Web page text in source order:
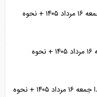
جدول قطعی برق استان گیلان فردا جمعه ۱۶ مرداد ۱۴۰۵ + نحوه
جدول قطعی برق استان قم فردا جمعه ۱۶ مرداد ۱۴۰۵ + نحوه
جدول قطعی برق استان کرمانشاه فردا جمعه ۱۶ مرداد ۱۴۰۵ + نحوه